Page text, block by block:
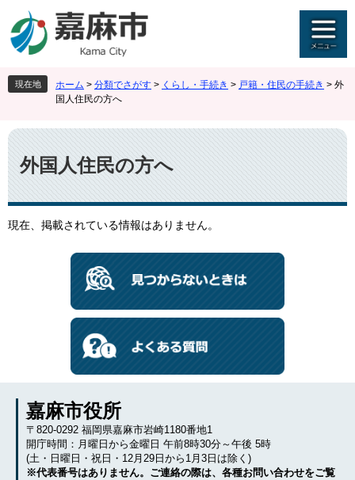
ジ
先
頭
。
ュ
を
飛
て
本
文
へ
現在地 ホーム > 分類でさがす > くらし・手続き > 戸籍・住民の手続き > 外
国人住民の方へ
本
文
外国人住民の方へ
現在、掲載されている情報はありません。
嘉麻市役所
〒820-0292 福岡県嘉麻市岩崎1180番地1
開庁時間：月曜日から金曜日 午前8時30分～午後 5時
(土・日曜日・祝日・12月29日から1月3日は除く)
※代表番号はありません。ご連絡の際は、各種お問い合わせをご覧